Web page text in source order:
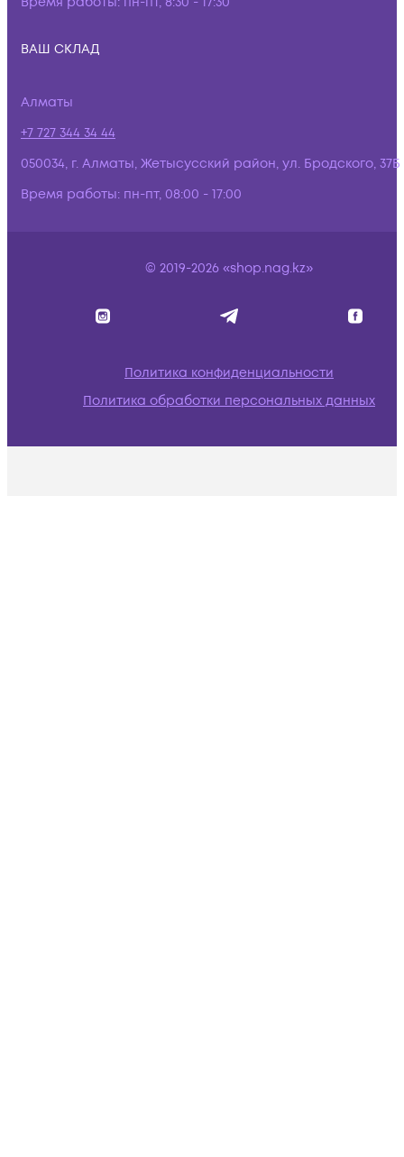
ВАШ СКЛАД
Алматы
+7 727 344 34 44
050034, г. Алматы, Жетысусский район, ул. Бродского, 37Б
Время работы: пн-пт, 08:00 - 17:00
© 2019-2026 «shop.nag.kz»
Политика конфиденциальности
Политика обработки персональных данных